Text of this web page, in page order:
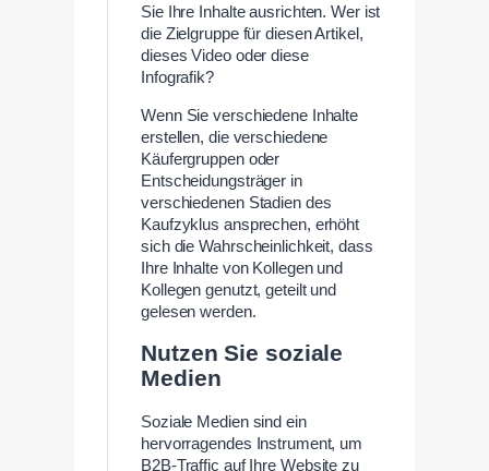
Sie Ihre Inhalte ausrichten. Wer ist
die Zielgruppe für diesen Artikel,
dieses Video oder diese
Infografik?
Wenn Sie verschiedene Inhalte
erstellen, die verschiedene
Käufergruppen oder
Entscheidungsträger in
verschiedenen Stadien des
Kaufzyklus ansprechen, erhöht
sich die Wahrscheinlichkeit, dass
Ihre Inhalte von Kollegen und
Kollegen genutzt, geteilt und
gelesen werden.
Nutzen Sie soziale
Medien
Soziale Medien sind ein
hervorragendes Instrument, um
B2B-Traffic auf Ihre Website zu